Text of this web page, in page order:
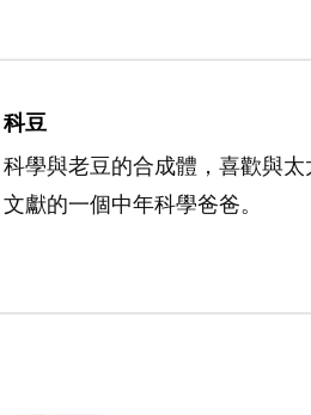
科豆
科學與老豆的合成體，喜歡與
文獻的一個中年科學爸爸。